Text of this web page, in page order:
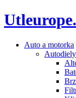
Auto a motorka
Autodiely